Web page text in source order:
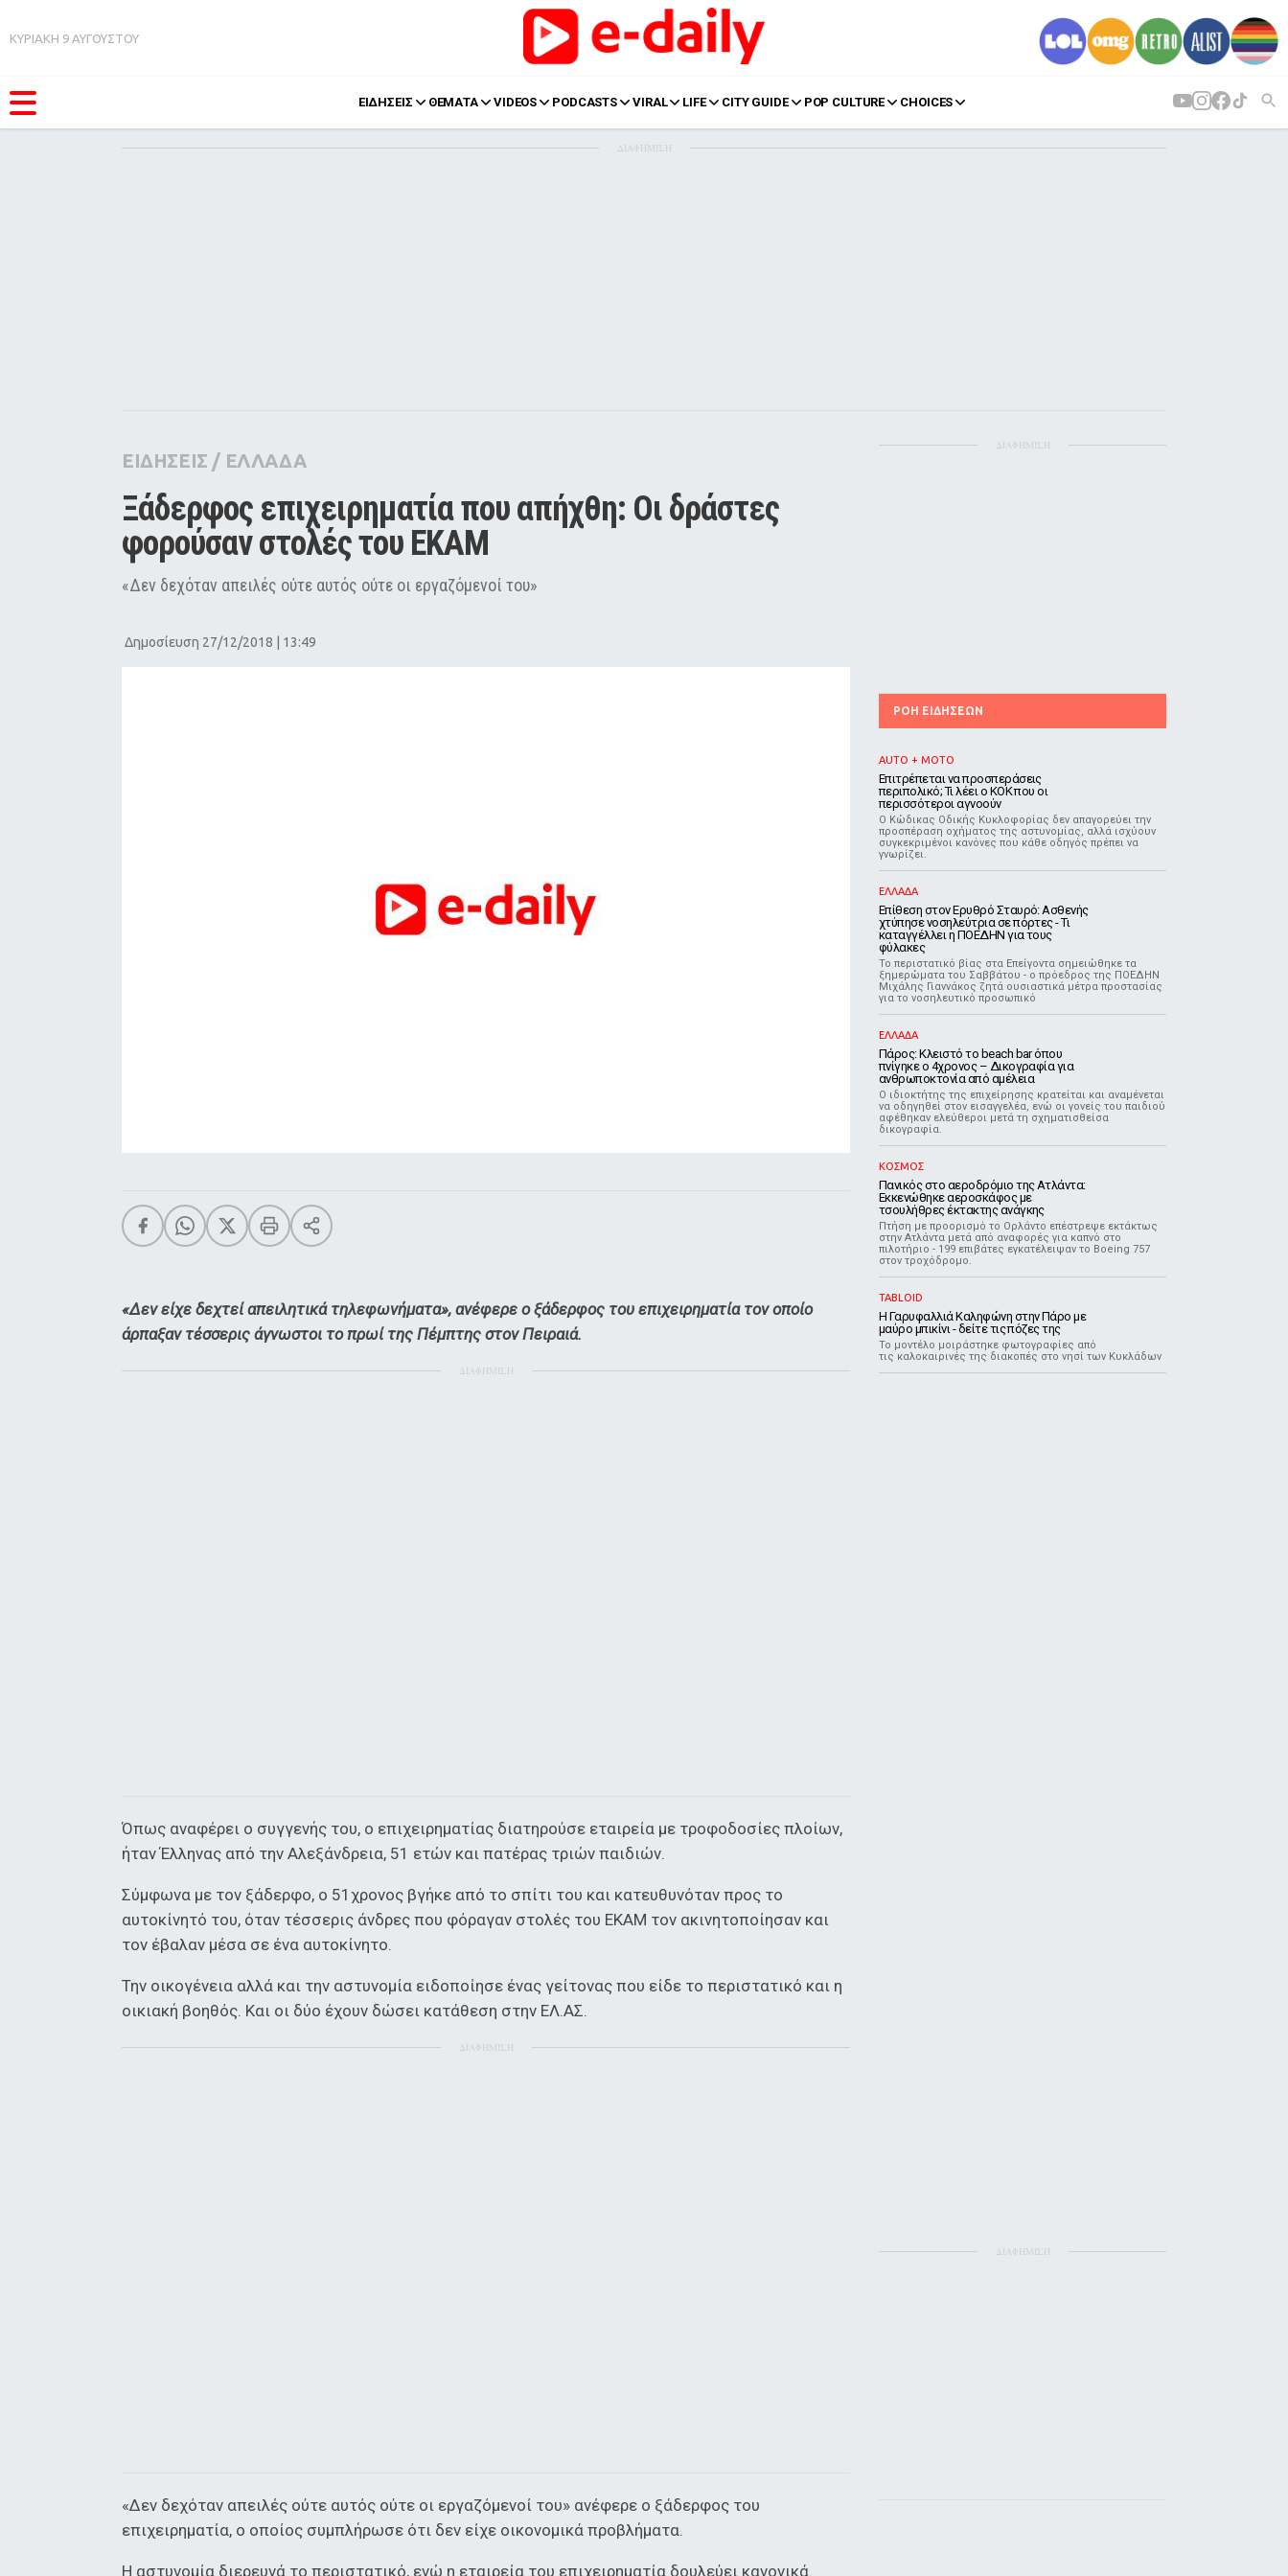
ΚΥΡΙΑΚΗ 9 ΑΥΓΟΥΣΤΟΥ
ΕΙΔΗΣΕΙΣ ΘΕΜΑΤΑ VIDEOS PODCASTS VIRAL LIFE CITY GUIDE POP CULTURE CHOICES
Pop Culture
Agenda
ΔΙΑΦΗΜΙΣΗ
ΕΙΔΗΣΕΙΣ / ΕΛΛΑΔΑ
Ξάδερφος επιχειρηματία που απήχθη: Οι δράστες
φορούσαν στολές του ΕΚΑΜ
«Δεν δεχόταν απειλές ούτε αυτός ούτε οι εργαζόμενοί του»
Δημοσίευση 27/12/2018 | 13:49
«Δεν είχε δεχτεί απειλητικά τηλεφωνήματα», ανέφερε ο ξάδερφος του επιχειρηματία τον οποίο
άρπαξαν τέσσερις άγνωστοι το πρωί της Πέμπτης στον Πειραιά.
ΔΙΑΦΗΜΙΣΗ
Όπως αναφέρει ο συγγενής του, ο επιχειρηματίας διατηρούσε εταιρεία με τροφοδοσίες πλοίων,
ήταν Έλληνας από την Αλεξάνδρεια, 51 ετών και πατέρας τριών παιδιών.
Σύμφωνα με τον ξάδερφο, ο 51χρονος βγήκε από το σπίτι του και κατευθυνόταν προς το
αυτοκίνητό του, όταν τέσσερις άνδρες που φόραγαν στολές του ΕΚΑΜ τον ακινητοποίησαν και
τον έβαλαν μέσα σε ένα αυτοκίνητο.
Την οικογένεια αλλά και την αστυνομία ειδοποίησε ένας γείτονας που είδε το περιστατικό και η
οικιακή βοηθός. Και οι δύο έχουν δώσει κατάθεση στην ΕΛ.ΑΣ.
ΔΙΑΦΗΜΙΣΗ
«Δεν δεχόταν απειλές ούτε αυτός ούτε οι εργαζόμενοί του» ανέφερε ο ξάδερφος του
επιχειρηματία, ο οποίος συμπλήρωσε ότι δεν είχε οικονομικά προβλήματα.
Η αστυνομία διερευνά το περιστατικό, ενώ η εταιρεία του επιχειρηματία δουλεύει κανονικά.
ΔΙΑΦΗΜΙΣΗ
ΡΟΗ ΕΙΔΗΣΕΩΝ
AUTO + MOTO
Επιτρέπεται να προσπεράσεις
περιπολικό; Τι λέει ο ΚΟΚ που οι
περισσότεροι αγνοούν
Ο Κώδικας Οδικής Κυκλοφορίας δεν απαγορεύει την
προσπέραση οχήματος της αστυνομίας, αλλά ισχύουν
συγκεκριμένοι κανόνες που κάθε οδηγός πρέπει να
γνωρίζει.
ΕΛΛΑΔΑ
Επίθεση στον Ερυθρό Σταυρό: Ασθενής
χτύπησε νοσηλεύτρια σε πόρτες - Τι
καταγγέλλει η ΠΟΕΔΗΝ για τους
φύλακες
Το περιστατικό βίας στα Επείγοντα σημειώθηκε τα
ξημερώματα του Σαββάτου - ο πρόεδρος της ΠΟΕΔΗΝ
Μιχάλης Γιαννάκος ζητά ουσιαστικά μέτρα προστασίας
για το νοσηλευτικό προσωπικό
ΕΛΛΑΔΑ
Πάρος: Κλειστό το beach bar όπου
πνίγηκε ο 4χρονος – Δικογραφία για
ανθρωποκτονία από αμέλεια
Ο ιδιοκτήτης της επιχείρησης κρατείται και αναμένεται
να οδηγηθεί στον εισαγγελέα, ενώ οι γονείς του παιδιού
αφέθηκαν ελεύθεροι μετά τη σχηματισθείσα
δικογραφία.
ΚΟΣΜΟΣ
Πανικός στο αεροδρόμιο της Ατλάντα:
Εκκενώθηκε αεροσκάφος με
τσουλήθρες έκτακτης ανάγκης
Πτήση με προορισμό το Ορλάντο επέστρεψε εκτάκτως
στην Ατλάντα μετά από αναφορές για καπνό στο
πιλοτήριο - 199 επιβάτες εγκατέλειψαν το Boeing 757
στον τροχόδρομο.
TABLOID
Η Γαρυφαλλιά Καληφώνη στην Πάρο με
μαύρο μπικίνι - δείτε τις πόζες της
Το μοντέλο μοιράστηκε φωτογραφίες από
τις καλοκαιρινές της διακοπές στο νησί των Κυκλάδων
ΔΙΑΦΗΜΙΣΗ